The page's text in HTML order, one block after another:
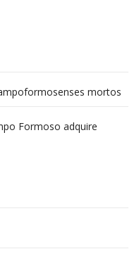
mortos
em desabamentos são
Formoso adquire